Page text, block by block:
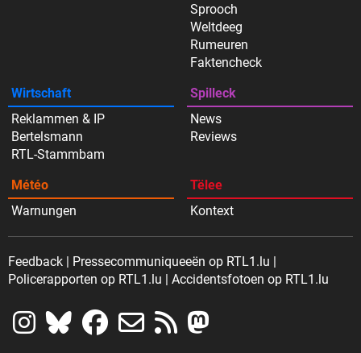
Sprooch
Weltdeeg
Rumeuren
Faktencheck
Wirtschaft
Reklammen & IP
Bertelsmann
RTL-Stammbam
Spilleck
News
Reviews
Météo
Warnungen
Tëlee
Kontext
Feedback
Pressecommuniqueeën op RTL1.lu
Policerapporten op RTL1.lu
Accidentsfotoen op RTL1.lu